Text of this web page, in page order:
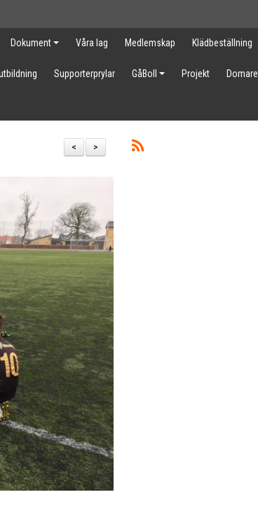
Dokument Våra lag Medlemskap Klädbeställning
Supporterprylar GåBoll Projekt Domare
>
<